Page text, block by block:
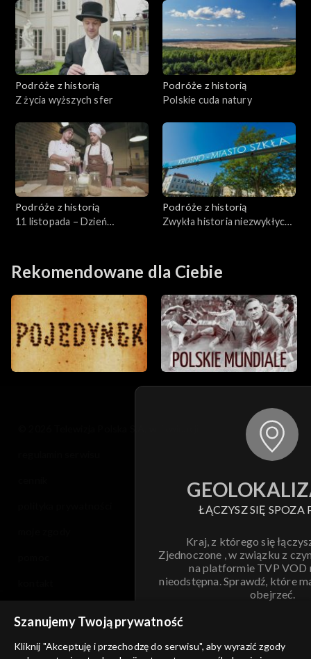
Podróże z historią
Z życia wyższych sfer
Podróże z historią
Polskie cuda natury
Podróże z historią
11 listopada – Dzień
Podróże z historią
Zwykła historia niezwykłych
Rekomendowane dla Ciebie
ŁĄCZYSZ SIĘ SPOZA
Kraj, z którego się
Zjednoczone , w związku z
na platformie TVP VOD
nieodstępna. Sprawdź, które
obejrzeć.
Szanujemy Twoją prywatność
Kliknij "Akceptuję i przechodzę do serwisu", aby wyrazić zgody